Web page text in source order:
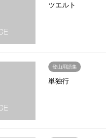
ツエルト
登山用語集
単独行